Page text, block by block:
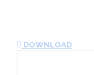
DOWNLOAD